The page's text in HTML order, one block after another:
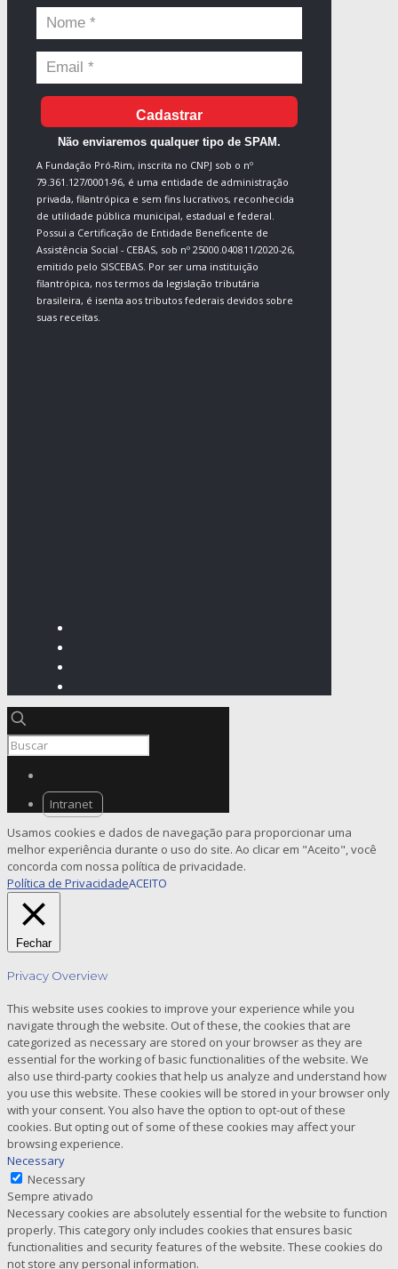
Cadastrar
Não enviaremos qualquer tipo de SPAM.
A Fundação Pró-Rim, inscrita no CNPJ sob o nº
79.361.127/0001-96, é uma entidade de administração
privada, filantrópica e sem fins lucrativos, reconhecida
de utilidade pública municipal, estadual e federal.
Possui a Certificação de Entidade Beneficente de
Assistência Social - CEBAS, sob nº 25000.040811/2020-26,
emitido pelo SISCEBAS. Por ser uma instituição
filantrópica, nos termos da legislação tributária
brasileira, é isenta aos tributos federais devidos sobre
suas receitas.
Intranet
Usamos cookies e dados de navegação para proporcionar uma
melhor experiência durante o uso do site. Ao clicar em "Aceito", você
concorda com nossa política de privacidade.
Política de PrivacidadeACEITO
Fechar
Privacy Overview
This website uses cookies to improve your experience while you
navigate through the website. Out of these, the cookies that are
categorized as necessary are stored on your browser as they are
essential for the working of basic functionalities of the website. We
also use third-party cookies that help us analyze and understand how
you use this website. These cookies will be stored in your browser only
with your consent. You also have the option to opt-out of these
cookies. But opting out of some of these cookies may affect your
browsing experience.
Necessary
Necessary
Sempre ativado
Necessary cookies are absolutely essential for the website to function
properly. This category only includes cookies that ensures basic
functionalities and security features of the website. These cookies do
not store any personal information.